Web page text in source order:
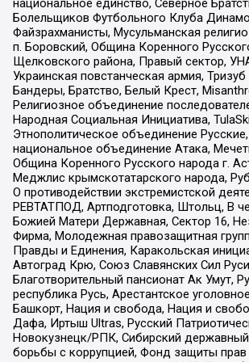
национальное единство, Северное
Болельщиков Футбольного Клуба
Файзрахманисты, Мусульманская
п. Боровский, Община Коренного
Щелковского района, Правый сектор,
Украинская повстанческая армия,
Бандеры, Братство, Белый Крест,
Религиозное объединение
Народная Социальная Инициатива,
Этнополитическое объединение
национальное объединение Атака,
Община Коренного Русского народа г.
Меджлис крымскотатарского народа,
О противодействии экстремистской
РЕВТАТПОД, Артподготовка, Штольц, В
Божией Матери Державная, Сектор 16,
Фирма, Молодежная правозащитная
Правды и Единения, Каракольская
Автоград Крю, Союз Славянских Сил
Благотворительный пансионат Ак Умут,
республика Русь, Арестантское
Башкорт, Нация и свобода, Нация и
Дафа, Иртыш Ultras, Русский
Новокузнецк/РПК, Сибирский
борьбы с коррупцией, Фонд защиты